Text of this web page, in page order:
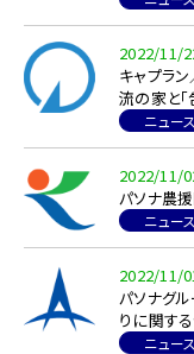
2022/11/
キャプラ
流の家と
ニュー
2022/11/
パソナ農
ニュー
2022/11/
パソナグ
りに関す
ニュー